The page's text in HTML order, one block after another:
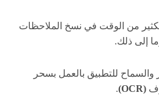
من الوقت في نسخ الملاحظات
إلى ذلك.
للتطبيق بالعمل بسحر
(OCR)
.